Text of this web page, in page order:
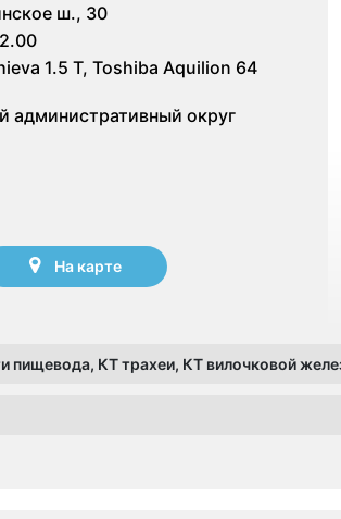
ш., 30
1.5 T, Toshiba Aquilion 64
административный округ
На карте
пищевода, КТ трахеи, КТ вилочковой